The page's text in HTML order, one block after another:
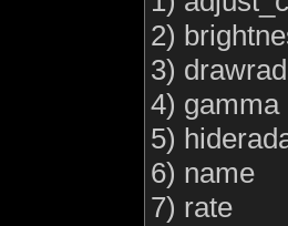
2)
3)
4) gamma
5)
6) name
7) rate